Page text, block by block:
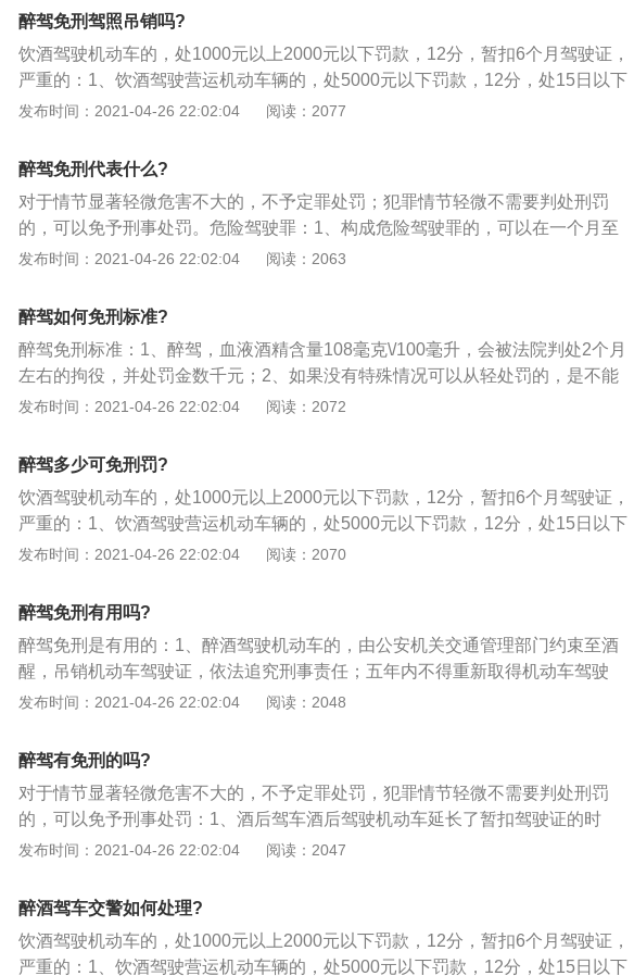
满足未发生交通事故、未受到过刑事处罚等七个条件才可以申请参加公益活动，
而参加公益活动的情况要通过一定的考核才可以作为检察院不予起诉的依据。
醉驾免刑驾照吊销吗?
饮酒驾驶机动车的，处1000元以上2000元以下罚款，12分，暂扣6个月驾驶证，
严重的：1、饮酒驾驶营运机动车辆的，处5000元以下罚款，12分，处15日以下
拘留，5年内不得考取驾驶证；2、醉酒驾驶机动车，吊销驾驶证，5年内不得再
销驾驶证，10年内不能取得驾驶证，终生不得驾驶营运车辆，经刑事拘留判决，
并处罚款。
发布时间：2021-04-26 22:02:04 阅读：2077
醉驾免刑代表什么?
对于情节显著轻微危害不大的，不予定罪处罚；犯罪情节轻微不需要判处刑罚
的，可以免予刑事处罚。危险驾驶罪：1、构成危险驾驶罪的，可以在一个月至
二个月拘役幅度内确定量刑起点；2、在量刑起点的基础上，可以根据危险驾驶
驶机动车的被告人，应当综合考虑被告人的醉酒程度、机动车类型、车辆行驶道
路、行车速度、是否造成实际损害以及认罪悔罪等情况，准确定罪量刑。对于情
节显著轻微危害不大的，不予定罪处罚；犯罪情节轻微不需要判处刑罚的，可以
免予刑事处罚。
发布时间：2021-04-26 22:02:04 阅读：2063
醉驾如何免刑标准?
醉驾免刑标准：1、醉驾，血液酒精含量108毫克\/100毫升，会被法院判处2个月
左右的拘役，并处罚金数千元；2、如果没有特殊情况可以从轻处罚的，是不能
免于刑事处罚的；3、如果没有超员超载、酒驾前科等从重情节，可以判处缓
情节恶劣的，或者在道路上醉酒驾驶机动车的，处拘役，并处罚金。
发布时间：2021-04-26 22:02:04 阅读：2072
醉驾多少可免刑罚?
饮酒驾驶机动车的，处1000元以上2000元以下罚款，12分，暂扣6个月驾驶证，
严重的：1、饮酒驾驶营运机动车辆的，处5000元以下罚款，12分，处15日以下
拘留，5年内不得考取驾驶证；2、醉酒驾驶机动车，吊销驾驶证，5年内不得再
销驾驶证，10年内不能取得驾驶证，终生不得驾驶营运车辆，经刑事拘留判决，
并处罚款。
发布时间：2021-04-26 22:02:04 阅读：2070
醉驾免刑有用吗?
醉驾免刑是有用的：1、醉酒驾驶机动车的，由公安机关交通管理部门约束至酒
醒，吊销机动车驾驶证，依法追究刑事责任；五年内不得重新取得机动车驾驶
证；2、醉酒驾驶营运机动车的，由公安机关交通管理部门约束至酒醒，吊销机
机动车驾驶证后，不得驾驶营运机动车；3、无论酒驾还是醉驾，驾驶机动车发
生重大交通事故，构成犯罪的，依法追究刑事责任，并由公安机关交通管理部门
吊销机动车驾驶证，终生不得重新取得机动车驾驶证。
发布时间：2021-04-26 22:02:04 阅读：2048
醉驾有免刑的吗?
对于情节显著轻微危害不大的，不予定罪处罚，犯罪情节轻微不需要判处刑罚
的，可以免予刑事处罚：1、酒后驾车酒后驾驶机动车延长了暂扣驾驶证的时
间，时间为六个月，并处一千元以上二千元以下罚款；2、增加了因饮酒后驾驶
元以下罚款，吊销机动车驾驶证的规定；3、醉酒驾车醉酒驾驶机动车的，由公
安机关交通管理部门约束至酒醒，增加吊销机动车驾驶证，且针对该行为应依法
追究刑事责任，五年内不得重新取得机动车驾驶证。
发布时间：2021-04-26 22:02:04 阅读：2047
醉酒驾车交警如何处理?
饮酒驾驶机动车的，处1000元以上2000元以下罚款，12分，暂扣6个月驾驶证，
严重的：1、饮酒驾驶营运机动车辆的，处5000元以下罚款，12分，处15日以下